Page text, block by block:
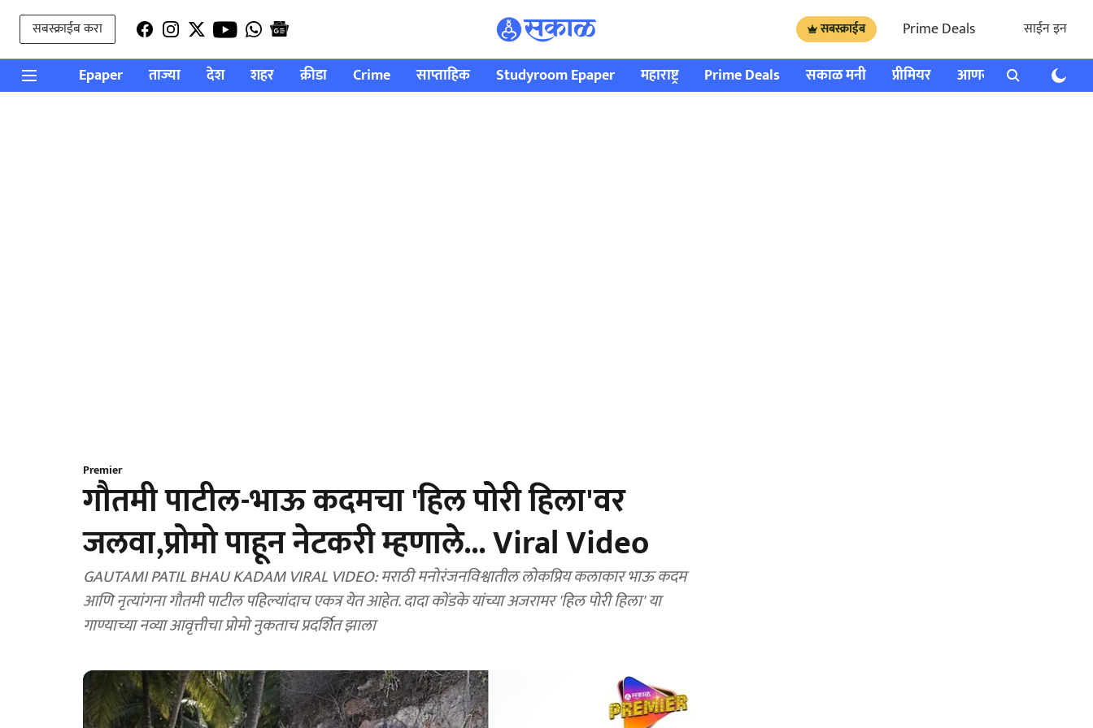
सबस्क्राईब करा सबस्क्राईब Prime Deals साईन इन
Epaper ताज्या देश शहर क्रीडा Crime साप्ताहिक Studyroom Epaper महाराष्ट्र Prime Deals सकाळ मनी प्रीमियर आणखी राशी भविष्य
Premier
गौतमी पाटील-भाऊ कदमचा 'हिल पोरी हिला'वर
जलवा,प्रोमो पाहून नेटकरी म्हणाले... Viral Video
GAUTAMI PATIL BHAU KADAM VIRAL VIDEO: मराठी मनोरंजनविश्वातील लोकप्रिय कलाकार भाऊ कदम
आणि नृत्यांगना गौतमी पाटील पहिल्यांदाच एकत्र येत आहेत. दादा कोंडके यांच्या अजरामर 'हिल पोरी हिला' या
गाण्याच्या नव्या आवृत्तीचा प्रोमो नुकताच प्रदर्शित झाला